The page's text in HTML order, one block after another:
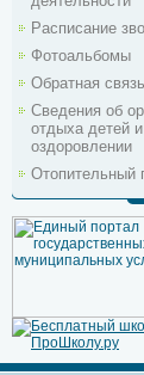
Расписание
Фотоальбомы
Обратная связь
Сведения об
отдыха детей
оздоровлении
Отопительный